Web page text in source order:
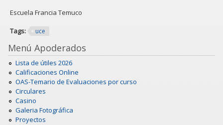
Escuela Francia Temuco
Tags: uce
Menú Apoderados
Lista de útiles 2026
Calificaciones Online
OAS-Temario de Evaluaciones por curso
Circulares
Casino
Galeria Fotográfica
Proyectos